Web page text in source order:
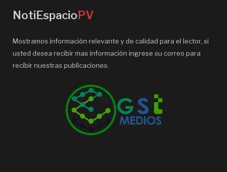
NotiEspacioPV
Mostramos información relevante y de calidad para el lector, si
usted desea recibir mas información ingrese su correo para
recibir nuestras publicaciones.